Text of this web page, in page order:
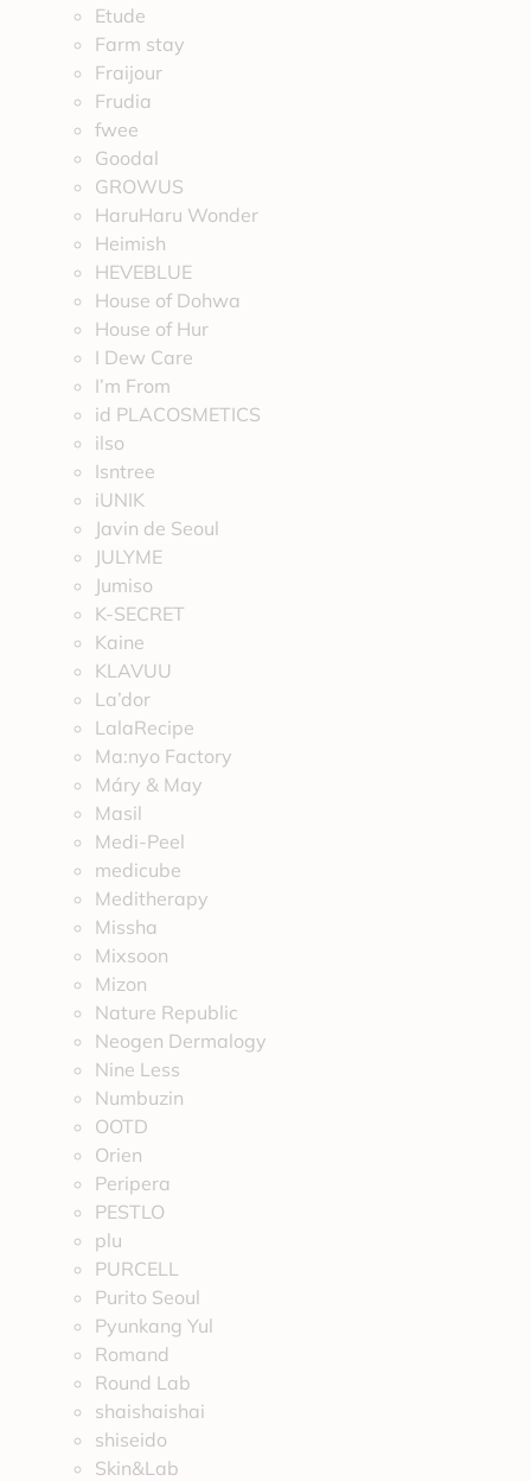
Etude
Farm stay
Fraijour
Frudia
fwee
Goodal
GROWUS
HaruHaru Wonder
Heimish
HEVEBLUE
House of Dohwa
House of Hur
I Dew Care
I’m From
id PLACOSMETICS
ilso
Isntree
iUNIK
Javin de Seoul
JULYME
Jumiso
K-SECRET
Kaine
KLAVUU
La’dor
LalaRecipe
Ma:nyo Factory
Máry & May
Masil
Medi-Peel
medicube
Meditherapy
Missha
Mixsoon
Mizon
Nature Republic
Neogen Dermalogy
Nine Less
Numbuzin
OOTD
Orien
Peripera
PESTLO
plu
PURCELL
Purito Seoul
Pyunkang Yul
Romand
Round Lab
shaishaishai
shiseido
Skin&Lab